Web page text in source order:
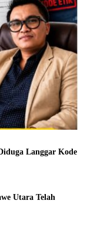
Langgar Kode
Utara Telah